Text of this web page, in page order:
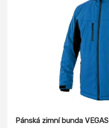
Pánská zimní bunda VEGAS